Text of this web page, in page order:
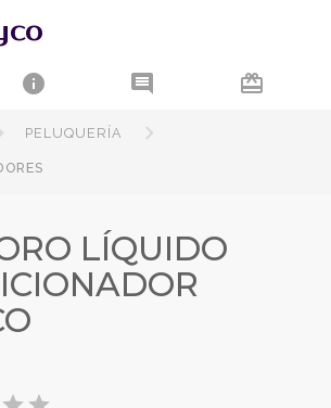
info comment card_giftcard
PELUQUERÍA
LÍQUIDO